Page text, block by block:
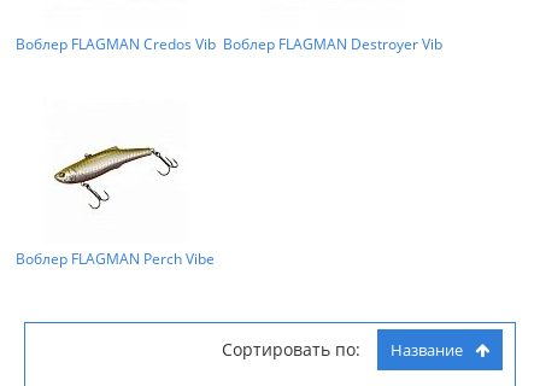
Воблер FLAGMAN Credos Vib Воблер FLAGMAN Destroyer Vib
Воблер FLAGMAN Perch Vibe
Сортировать по: Название